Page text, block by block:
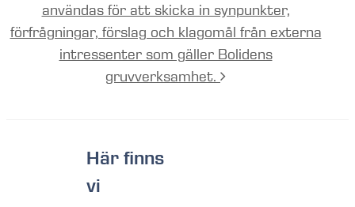
användas för att skicka in synpunkter,
förfrågningar, förslag och klagomål från externa
intressenter som gäller Bolidens
gruvverksamhet.
Här finns
vi